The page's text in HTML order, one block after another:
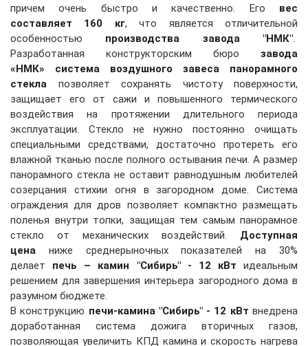
причем очень быстро и качественно. Его вес
составляет 160 кг, что является отличительной
особенностью производства завода "НМК".
Разработанная конструкторским бюро завода
«НМК»
система воздушного завеса панорамного
стекла позволяет сохранять чистоту поверхности,
защищает его от сажи и повышенного термического
воздействия на протяжении длительного периода
эксплуатации. Стекло не нужно постоянно очищать
специальными средствами, достаточно протереть его
влажной тканью после полного остывания печи. А размер
панорамного стекла не оставит равнодушным любителей
созерцания стихии огня в загородном доме. Система
ограждения для дров позволяет компактно размещать
поленья внутри топки, защищая тем самым панорамное
стекло от механических воздействий. Доступная
цена ниже среднерыночных показателей на 30%
делает печь – камин "Сибирь" - 12 кВт идеальным
решением для завершения интерьера загородного дома в
разумном бюджете.
В конструкцию печи-камина "Сибирь" - 12 кВт внедрена
доработанная система дожига вторичных газов,
позволяющая увеличить КПД камина и скорость нагрева